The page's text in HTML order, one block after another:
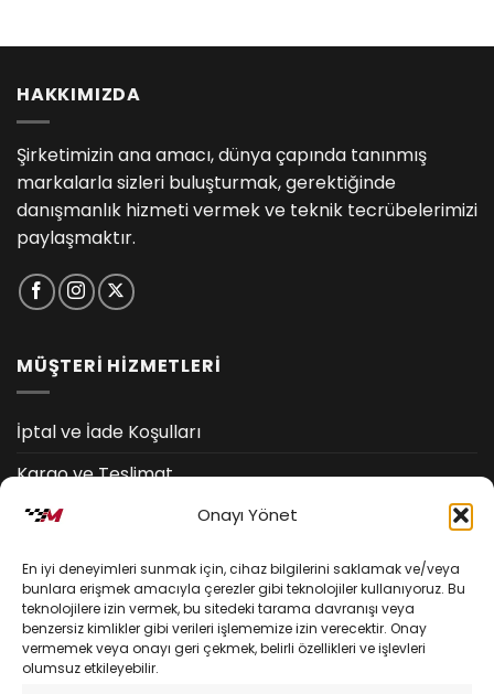
Onayı Yönet
En iyi deneyimleri sunmak için, cihaz bilgilerini saklamak ve/veya
bunlara erişmek amacıyla çerezler gibi teknolojiler kullanıyoruz. Bu
teknolojilere izin vermek, bu sitedeki tarama davranışı veya
benzersiz kimlikler gibi verileri işlememize izin verecektir. Onay
vermemek veya onayı geri çekmek, belirli özellikleri ve işlevleri
olumsuz etkileyebilir.
HAKKIMIZDA
Şirketimizin ana amacı, dünya çapında tanınmış
markalarla sizleri buluşturmak, gerektiğinde
danışmanlık hizmeti vermek ve teknik tecrübelerimizi
paylaşmaktır.
MÜŞTERİ HİZMETLERİ
İptal ve İade Koşulları
Kargo ve Teslimat
Kişisel Verilerin Korunması
Mesafeli Satış Sözleşmesi
YARDIM